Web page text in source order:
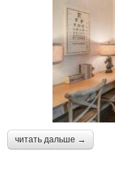
читать дальше →